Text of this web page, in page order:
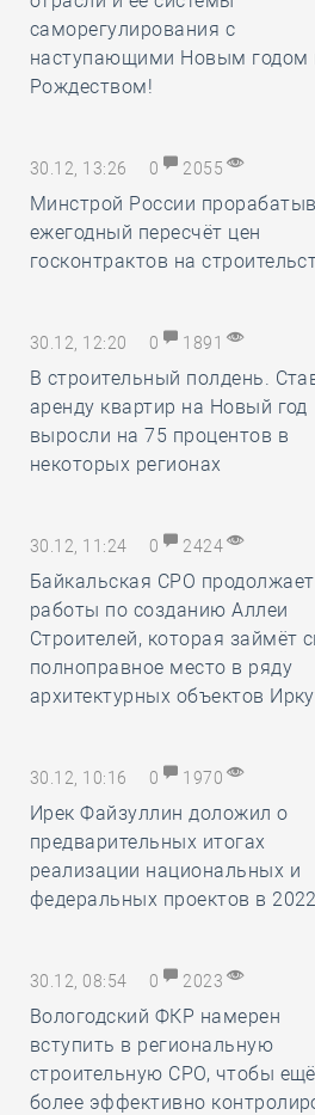
саморегулирования с
наступающими Новым годом
Рождеством!
30.12, 13:26 0 2055
Минстрой России
ежегодный пересчёт цен
госконтрактов на
30.12, 12:20 0 1891
В строительный полдень.
аренду квартир на Новый год
выросли на 75 процентов в
некоторых регионах
30.12, 11:24 0 2424
Байкальская СРО продолжает
работы по созданию Аллеи
Строителей, которая займёт
полноправное место в ряду
архитектурных объектов
30.12, 10:16 0 1970
Ирек Файзуллин доложил о
предварительных итогах
реализации национальных и
федеральных проектов в
30.12, 08:54 0 2023
Вологодский ФКР намерен
вступить в региональную
строительную СРО, чтобы ещё
более эффективно